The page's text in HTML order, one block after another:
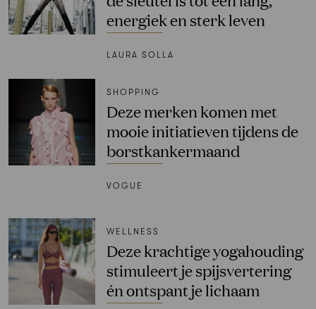
energiek en sterk leven
LAURA SOLLA
SHOPPING
Deze merken komen met
mooie initiatieven tijdens de
borstkankermaand
VOGUE
WELLNESS
Deze krachtige yogahouding
stimuleert je spijsvertering
én ontspant je lichaam